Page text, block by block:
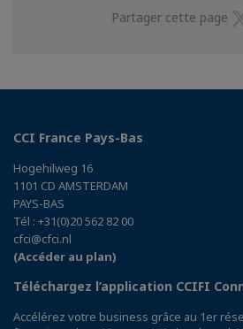
Partager cette page
CCI France Pays-Bas
Hogehilweg 16
1101 CD AMSTERDAM
PAYS-BAS
Tél : +31(0)20 562 82 00
cfci@cfci.nl
(Accéder au plan)
Téléchargez l’application CCIFI
Accélérez votre business grâce au 1er